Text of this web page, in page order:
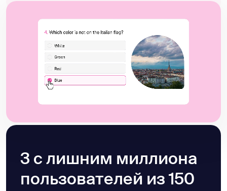
3 с лишним миллиона
пользователей из 150